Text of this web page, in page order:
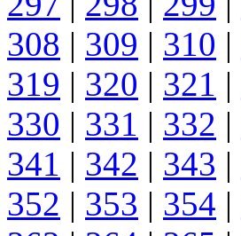
308 | 309 | 310 |
319 | 320 | 321 |
330 | 331 | 332 |
341 | 342 | 343 |
352 | 353 | 354 |